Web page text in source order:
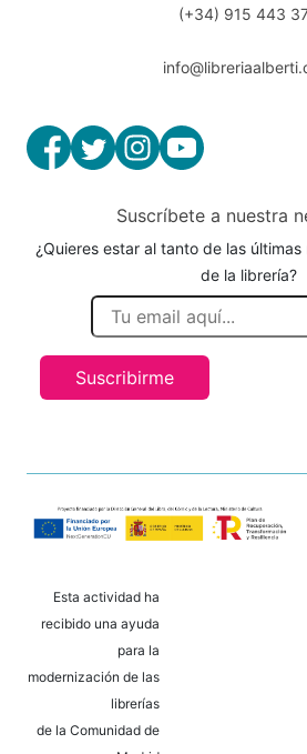
(+34) 915 443
Suscríbete a nuestra
¿Quieres estar al tanto de las
de la librería?
Suscribirme
Esta actividad ha
recibido una ayuda
para la
modernización de las
librerías
de la Comunidad de